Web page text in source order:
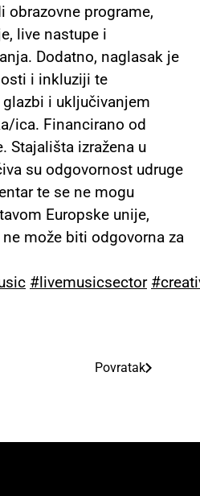
obrazovne programe,
live nastupe i
Dodatno, naglasak je
i inkluziji te
i uključivanjem
ica. Financirano od
Stajališta izražena u
su odgovornost udruge
te se ne mogu
Europske unije,
može biti odgovorna za
#livemusicsector
Povratak